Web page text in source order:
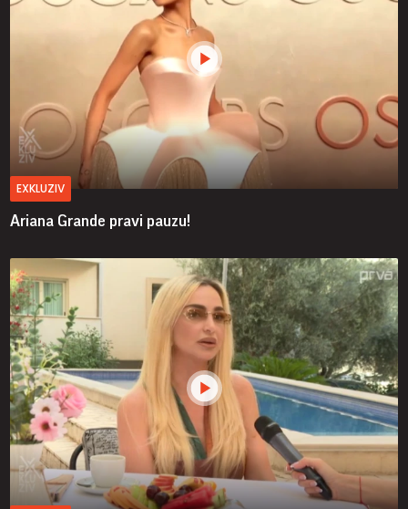
EXKLUZIV
Ariana Grande pravi pauzu!